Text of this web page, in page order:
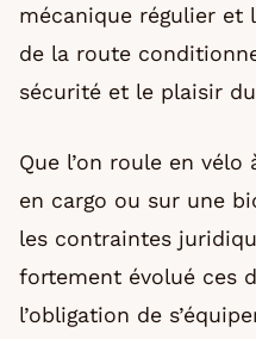
mécanique régulier et
de la route
sécurité et le plaisir
Que l’on roule en
en cargo ou sur une
les contraintes
fortement évolué ces
l’obligation de